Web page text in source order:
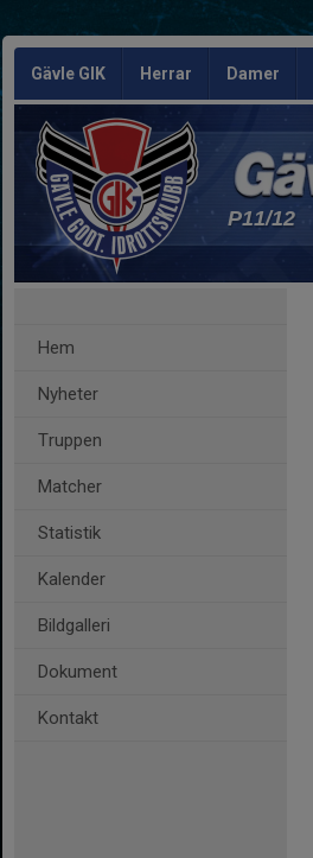
Gävle GIK Herrar Damer
P11/12
Hem
Nyheter
Truppen
Matcher
Statistik
Kalender
Bildgalleri
Dokument
Kontakt